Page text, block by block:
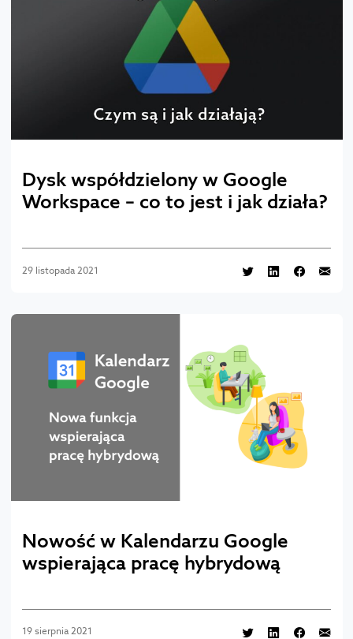
Dysk współdzielony w Google
Workspace – co to jest i jak działa?
29 listopada 2021
Nowość w Kalendarzu Google
wspierająca pracę hybrydową
19 sierpnia 2021